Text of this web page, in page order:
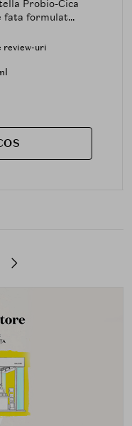
Probio-Cica
fata formulat...
review-uri